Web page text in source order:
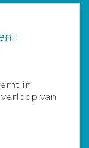
in
van